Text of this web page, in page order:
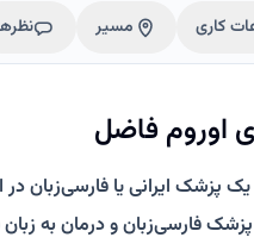
کاری مسیر
اوروم فاضل
پزشک ایرانی یا فارسی‌زبان